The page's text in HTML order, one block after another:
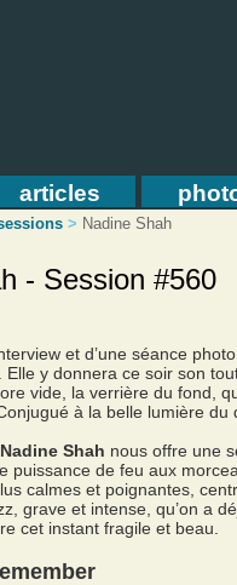
articles
> Nadine Shah
- Session #560
et d’une séance
y donnera ce soir son
vide, la verrière du fond,
à la belle lumière du
Nadine Shah nous offre une
puissance de feu aux
calmes et poignantes,
grave et intense, qu’on a
cet instant fragile et beau.